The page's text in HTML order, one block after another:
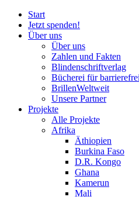
Start
Jetzt spenden!
Über uns
Über uns
Zahlen und Fakten
Blindenschriftverlag
Bücherei für
BrillenWeltweit
Unsere Partner
Projekte
Alle Projekte
Afrika
Äthiopien
Burkina Faso
D.R. Kongo
Ghana
Kamerun
Mali